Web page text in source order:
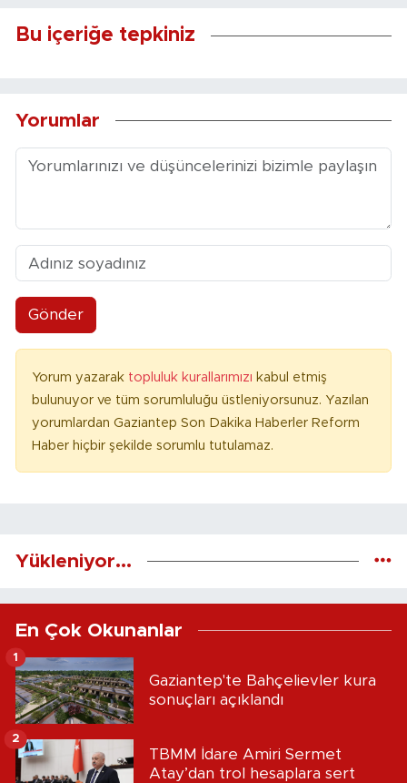
Bu içeriğe tepkiniz
Yorumlar
Gönder
Yorum yazarak topluluk kurallarımızı kabul etmiş
bulunuyor ve tüm sorumluluğu üstleniyorsunuz. Yazılan
yorumlardan Gaziantep Son Dakika Haberler Reform
Haber hiçbir şekilde sorumlu tutulamaz.
Yükleniyor...
En Çok Okunanlar
Gaziantep'te Bahçelievler kura
sonuçları açıklandı
1
TBMM İdare Amiri Sermet
Atay’dan trol hesaplara sert
2